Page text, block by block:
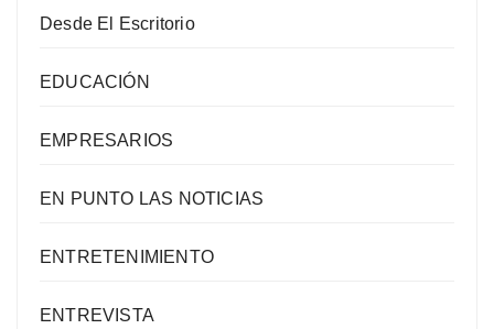
Desde El Escritorio
EDUCACIÓN
EMPRESARIOS
EN PUNTO LAS NOTICIAS
ENTRETENIMIENTO
ENTREVISTA